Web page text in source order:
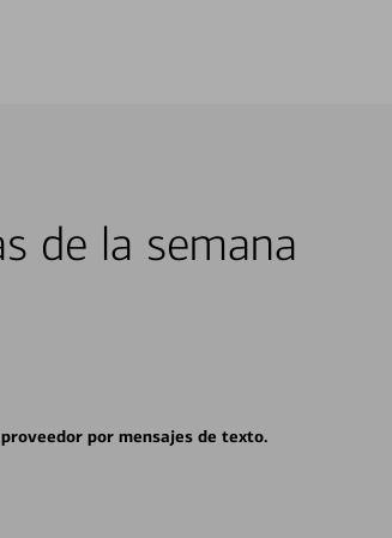
de la semana
por mensajes de texto.